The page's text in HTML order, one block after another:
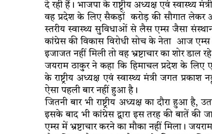
दे रही हैं। भाजपा के राष्ट्रीय अध्यक्ष एवं स्वास्थ्य
वह प्रदेश के लिए सैकड़ों करोड़ की सौगात लेकर
स्तरीय स्वास्थ्य सुविधाओं से लैस एम्स जैसा
कांग्रेस की विकास विरोधी सोच के नेता आज एम्स
इजाजत नहीं मिली तो वह भ्रष्टाचार का शोर डाल
जयराम ठाकुर ने कहा कि हिमाचल प्रदेश के लिए
के राष्ट्रीय अध्यक्ष एवं स्वास्थ्य मंत्री जगत
ऐसा पहली बार नहीं हुआ है।
जितनी बार भी राष्ट्रीय अध्यक्ष का दौरा हुआ
इसके बाद भी कांग्रेस द्वारा इस तरह की बातें की
एम्स में भ्रष्टाचार करने का मौका नहीं मिला।